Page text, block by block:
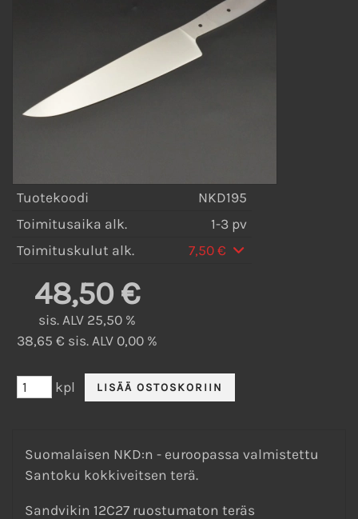
Tuotekoodi
NKD195
Toimitusaika alk.
1-3 pv
Toimituskulut alk.
7,50 €
48,50 €
sis. ALV 25,50 %
38,65 € sis. ALV 0,00 %
kpl
Suomalaisen NKD:n - euroopassa valmistettu
Santoku kokkiveitsen terä.
Sandvikin 12C27 ruostumaton teräs